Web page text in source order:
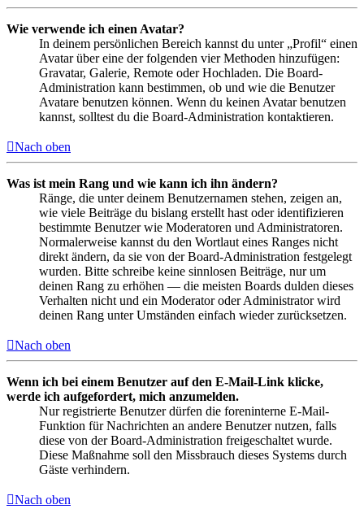
Wie verwende ich einen Avatar?
In deinem persönlichen Bereich kannst du unter „Profil“ einen
Avatar über eine der folgenden vier Methoden hinzufügen:
Gravatar, Galerie, Remote oder Hochladen. Die Board-
Administration kann bestimmen, ob und wie die Benutzer
Avatare benutzen können. Wenn du keinen Avatar benutzen
kannst, solltest du die Board-Administration kontaktieren.
Nach oben
Was ist mein Rang und wie kann ich ihn ändern?
Ränge, die unter deinem Benutzernamen stehen, zeigen an,
wie viele Beiträge du bislang erstellt hast oder identifizieren
bestimmte Benutzer wie Moderatoren und Administratoren.
Normalerweise kannst du den Wortlaut eines Ranges nicht
direkt ändern, da sie von der Board-Administration festgelegt
wurden. Bitte schreibe keine sinnlosen Beiträge, nur um
deinen Rang zu erhöhen — die meisten Boards dulden dieses
Verhalten nicht und ein Moderator oder Administrator wird
deinen Rang unter Umständen einfach wieder zurücksetzen.
Nach oben
Wenn ich bei einem Benutzer auf den E-Mail-Link klicke,
werde ich aufgefordert, mich anzumelden.
Nur registrierte Benutzer dürfen die foreninterne E-Mail-
Funktion für Nachrichten an andere Benutzer nutzen, falls
diese von der Board-Administration freigeschaltet wurde.
Diese Maßnahme soll den Missbrauch dieses Systems durch
Gäste verhindern.
Nach oben